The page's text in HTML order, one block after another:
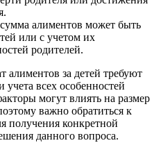
алиментов может быть
или с учетом их
родителей.
за детей требуют
учета всех особенностей
могут влиять на размер
важно обратиться к
получения конкретной
данного вопроса.